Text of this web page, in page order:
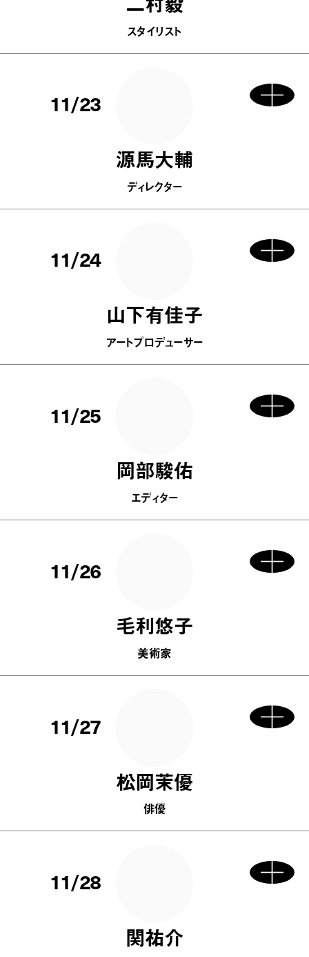
スタイリスト
11/23
源馬大輔
ディレクター
11/24
山下有佳子
アートプロデューサー
11/25
岡部駿佑
エディター
11/26
毛利悠子
美術家
11/27
松岡茉優
俳優
11/28
関祐介